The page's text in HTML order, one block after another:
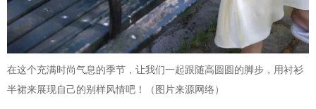
在这个充满时尚气息的季节，让我们一起跟随高圆圆的脚步，用衬衫
半裙来展现自己的别样风情吧！（图片来源网络）